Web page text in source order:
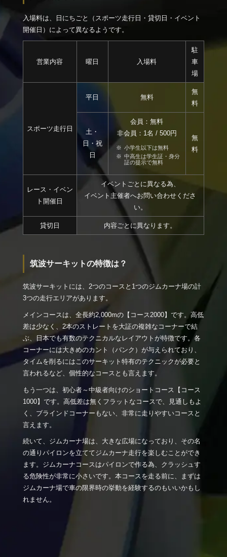
入場料は、日にちごと（スポーツ走行日・貸切日・イベント
開催日）によって異なるようです。
営業内容 曜日 入場料
駐
車
場
スポーツ走行日
平日 無料
無
料
土・
日・祝
日
会員：無料
非会員：1名 / 500円
小学生以下は無料
中高生は学生証・身分
証の提示で無料
無
料
レース・イベン
ト開催日
イベントごとに異なる為、
イベント主催者へお問い合わせくださ
い。
貸切日 内容ごとに異なります。
筑波サーキットの特徴は？
筑波サーキットには、2つのコースと1つのジムカーナ場の計
3つの走行エリアがあります。
メインコースは、全長約2,000mの【コース2000】です。高低
差は少なく、2本のストレートを大証の複雑なコーナーで結
ぶ、日本でも有数のテクニカルなレイアウトが特徴です。各
コーナーには大きめのカント（バンク）が与えられており、
タイムを削るにはこのサーキット特有のテクニックが必要と
言われるなど、個性的なコースとも言えます。
もう一つは、初心者～中級者向けのショートコース【コース
1000】です。高低差は無くフラットなコースで、見通しもよ
く、ブラインドコーナーもない、非常に走りやすいコースと
言えます。
続いて、ジムカーナ場は、大きな広場になっており、その名
の通りパイロンを立ててジムカーナ走行を楽しむことができ
ます。ジムカーナコースはパイロンで作る為、クラッシュす
る危険性が非常に小さいです。本コースを走る前に、まずは
ジムカーナ場で車の限界時の挙動を経験するのもいいかもし
れません。